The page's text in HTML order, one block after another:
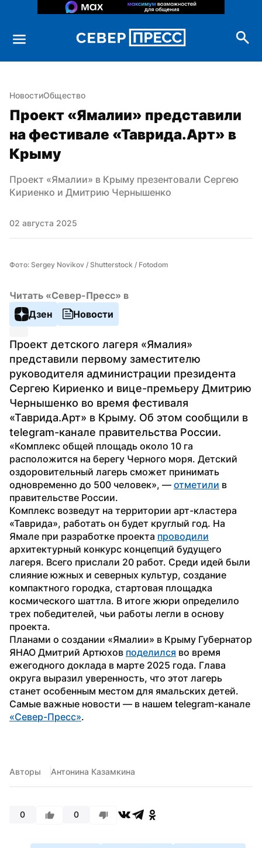
НовостиОбщество
Проект «Ямалии» представили
на фестивале «Таврида.Арт» в
Крыму
Проект «Ямалии» в Крыму презентовали Сергею
Кириенко и Дмитрию Чернышенко
02 августа 2025
Фото: Sergey Novikov / Shutterstock / Fotodom
Читать «Север-Пресс» в
Дзен
Новости
Проект детского лагеря «Ямалия»
представили первому заместителю
руководителя администрации президента
Сергею Кириенко и вице-премьеру Дмитрию
Чернышенко во время фестиваля
«Таврида.Арт» в Крыму. Об этом сообщили в
telegram-канале правительства России.
«Комплекс общей площадь около 10 га
расположится на берегу Черного моря. Детский
оздоровительный лагерь сможет принимать
одновременно до 500 человек», — отметили в
правительстве России.
Комплекс возведут на территории арт-кластера
«Таврида», работать он будет круглый год. На
Ямале при разработке проекта проводили
архитектурный конкурс концепций будущего
лагеря. Всего прислали 20 работ. Среди идей были
слияние южных и северных культур, создание
компактного городка, стартовая площадка
космического шаттла. В итоге жюри определило
трех победителей, чьи работы легли в основу
проекта.
Планами о создании «Ямалии» в Крыму Губернатор
ЯНАО Дмитрий Артюхов поделился во время
ежегодного доклада в марте 2025 года. Глава
округа выразил уверенность, что этот лагерь
станет особенным местом для ямальских детей.
«Север-Пресс».
Авторы Антонина Казамкина
0 0